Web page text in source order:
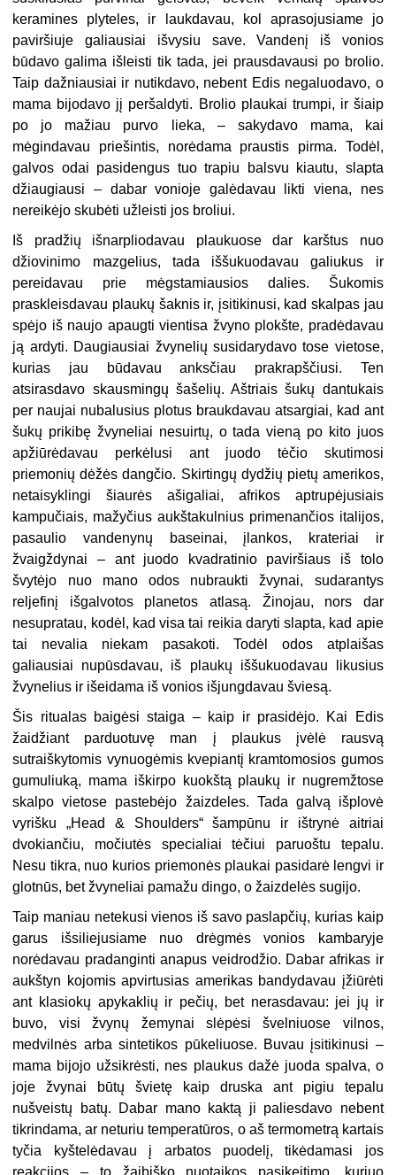
keramines plyteles, ir laukdavau, kol aprasojusiame jo
paviršiuje galiausiai išvysiu save. Vandenį iš vonios
būdavo galima išleisti tik tada, jei prausdavausi po brolio.
Taip dažniausiai ir nutikdavo, nebent Edis negaluodavo, o
mama bijodavo jį peršaldyti. Brolio plaukai trumpi, ir šiaip
po jo mažiau purvo lieka, – sakydavo mama, kai
mėgindavau priešintis, norėdama praustis pirma. Todėl,
galvos odai pasidengus tuo trapiu balsvu kiautu, slapta
džiaugiausi – dabar vonioje galėdavau likti viena, nes
nereikėjo skubėti užleisti jos broliui.
Iš pradžių išnarpliodavau plaukuose dar karštus nuo
džiovinimo mazgelius, tada iššukuodavau galiukus ir
pereidavau prie mėgstamiausios dalies. Šukomis
praskleisdavau plaukų šaknis ir, įsitikinusi, kad skalpas jau
spėjo iš naujo apaugti vientisa žvyno plokšte, pradėdavau
ją ardyti. Daugiausiai žvynelių susidarydavo tose vietose,
kurias jau būdavau anksčiau prakrapščiusi. Ten
atsirasdavo skausmingų šašelių. Aštriais šukų dantukais
per naujai nubalusius plotus braukdavau atsargiai, kad ant
šukų prikibę žvyneliai nesuirtų, o tada vieną po kito juos
apžiūrėdavau perkėlusi ant juodo tėčio skutimosi
priemonių dėžės dangčio. Skirtingų dydžių pietų amerikos,
netaisyklingi šiaurės ašigaliai, afrikos aptrupėjusiais
kampučiais, mažyčius aukštakulnius primenančios italijos,
pasaulio vandenynų baseinai, įlankos, krateriai ir
žvaigždynai – ant juodo kvadratinio paviršiaus iš tolo
švytėjo nuo mano odos nubraukti žvynai, sudarantys
reljefinį išgalvotos planetos atlasą. Žinojau, nors dar
nesupratau, kodėl, kad visa tai reikia daryti slapta, kad apie
tai nevalia niekam pasakoti. Todėl odos atplaišas
galiausiai nupūsdavau, iš plaukų iššukuodavau likusius
žvynelius ir išeidama iš vonios išjungdavau šviesą.
Šis ritualas baigėsi staiga – kaip ir prasidėjo. Kai Edis
žaidžiant parduotuvę man į plaukus įvėlė rausvą
sutraiškytomis vynuogėmis kvepiantį kramtomosios gumos
gumuliuką, mama iškirpo kuokštą plaukų ir nugremžtose
skalpo vietose pastebėjo žaizdeles. Tada galvą išplovė
vyrišku „Head & Shoulders“ šampūnu ir ištrynė aitriai
dvokiančiu, močiutės specialiai tėčiui paruoštu tepalu.
Nesu tikra, nuo kurios priemonės plaukai pasidarė lengvi ir
glotnūs, bet žvyneliai pamažu dingo, o žaizdelės sugijo.
Taip maniau netekusi vienos iš savo paslapčių, kurias kaip
garus išsiliejusiame nuo drėgmės vonios kambaryje
norėdavau pradanginti anapus veidrodžio. Dabar afrikas ir
aukštyn kojomis apvirtusias amerikas bandydavau įžiūrėti
ant klasiokų apykaklių ir pečių, bet nerasdavau: jei jų ir
buvo, visi žvynų žemynai slėpėsi švelniuose vilnos,
medvilnės arba sintetikos pūkeliuose. Buvau įsitikinusi –
mama bijojo užsikrėsti, nes plaukus dažė juoda spalva, o
joje žvynai būtų švietę kaip druska ant pigiu tepalu
nušveistų batų. Dabar mano kaktą ji paliesdavo nebent
tikrindama, ar neturiu temperatūros, o aš termometrą kartais
tyčia kyštelėdavau į arbatos puodelį, tikėdamasi jos
reakcijos – to žaibiško nuotaikos pasikeitimo, kuriuo